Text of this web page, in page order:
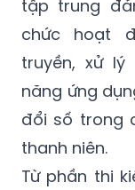
tập trung
chức hoạt
truyền, xử
năng ứng
đổi số trong
thanh niên.
Từ phần thi